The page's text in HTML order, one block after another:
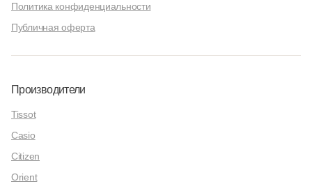
Политика конфиденциальности
Публичная оферта
Производители
Tissot
Casio
Citizen
Orient